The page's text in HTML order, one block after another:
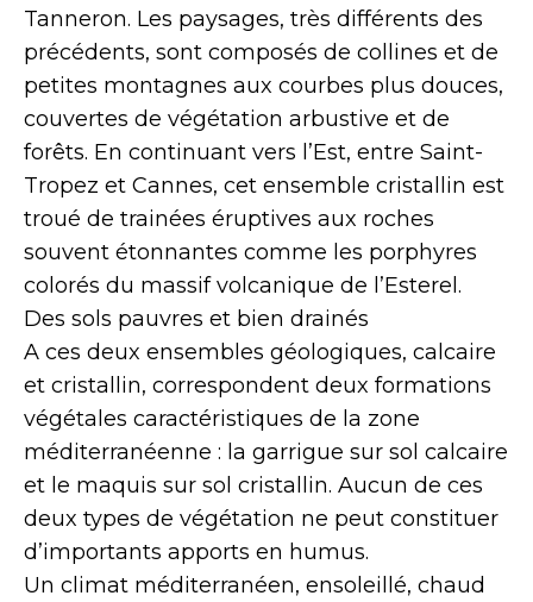
Tanneron. Les paysages, très différents des
précédents, sont composés de collines et de
petites montagnes aux courbes plus douces,
couvertes de végétation arbustive et de
forêts. En continuant vers l’Est, entre Saint-
Tropez et Cannes, cet ensemble cristallin est
troué de trainées éruptives aux roches
souvent étonnantes comme les porphyres
colorés du massif volcanique de l’Esterel.
Des sols pauvres et bien drainés
A ces deux ensembles géologiques, calcaire
et cristallin, correspondent deux formations
végétales caractéristiques de la zone
méditerranéenne : la garrigue sur sol calcaire
et le maquis sur sol cristallin. Aucun de ces
deux types de végétation ne peut constituer
d’importants apports en humus.
Un climat méditerranéen, ensoleillé, chaud